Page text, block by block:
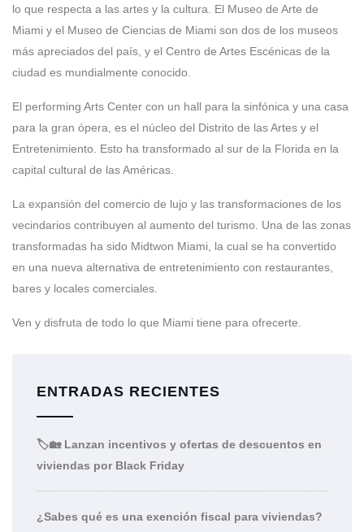
lo que respecta a las artes y la cultura. El Museo de Arte de
Miami y el Museo de Ciencias de Miami son dos de los museos
más apreciados del país, y el Centro de Artes Escénicas de la
ciudad es mundialmente conocido.
El performing Arts Center con un hall para la sinfónica y una casa
para la gran ópera, es el núcleo del Distrito de las Artes y el
Entretenimiento. Esto ha transformado al sur de la Florida en la
capital cultural de las Américas.
La expansión del comercio de lujo y las transformaciones de los
vecindarios contribuyen al aumento del turismo. Una de las zonas
transformadas ha sido Midtwon Miami, la cual se ha convertido
en una nueva alternativa de entretenimiento con restaurantes,
bares y locales comerciales.
Ven y disfruta de todo lo que Miami tiene para ofrecerte.
ENTRADAS RECIENTES
🏷️🏡 Lanzan incentivos y ofertas de descuentos en
viviendas por Black Friday
¿Sabes qué es una exención fiscal para viviendas?